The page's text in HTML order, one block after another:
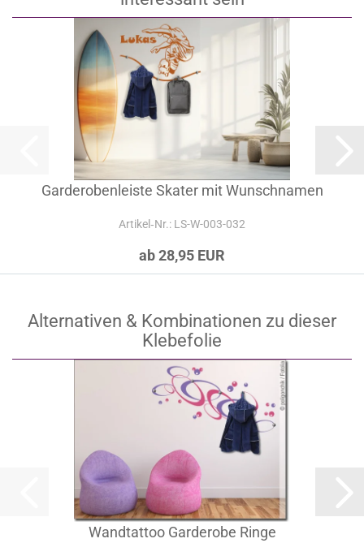
Garderobenleiste Skater mit Wunschnamen
Artikel‑Nr.: LS-W-003-032
ab 28,95 EUR
Alternativen & Kombinationen zu dieser
Klebefolie
Wandtattoo Garderobe Ringe